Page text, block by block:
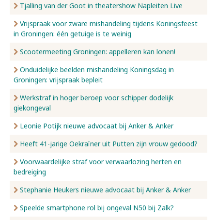
Tjalling van der Goot in theatershow Napleiten Live
Vrijspraak voor zware mishandeling tijdens Koningsfeest
in Groningen: één getuige is te weinig
Scootermeeting Groningen: appelleren kan lonen!
Onduidelijke beelden mishandeling Koningsdag in
Groningen: vrijspraak bepleit
Werkstraf in hoger beroep voor schipper dodelijk
giekongeval
Leonie Potijk nieuwe advocaat bij Anker & Anker
Heeft 41-jarige Oekraïner uit Putten zijn vrouw gedood?
Voorwaardelijke straf voor verwaarlozing herten en
bedreiging
Stephanie Heukers nieuwe advocaat bij Anker & Anker
Speelde smartphone rol bij ongeval N50 bij Zalk?